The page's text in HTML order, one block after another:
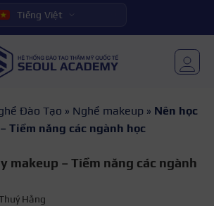
Tiếng Việt
Đào Tạo » Nghề makeup » Nên học
Tiềm năng các ngành học
makeup – Tiềm năng các ngành
Hằng